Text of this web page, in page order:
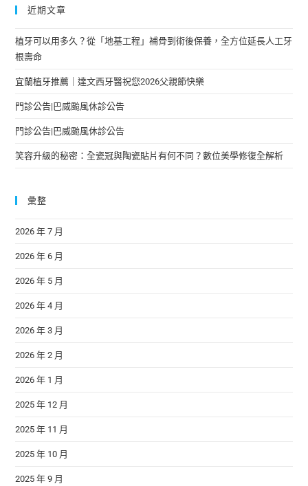
近期文章
植牙可以用多久？從「地基工程」補骨到術後保養，全方位延長人工牙
根壽命
宜蘭植牙推薦｜達文西牙醫祝您2026父親節快樂
門診公告|巴威颱風休診公告
門診公告|巴威颱風休診公告
笑容升級的秘密：全瓷冠與陶瓷貼片有何不同？數位美學修復全解析
彙整
2026 年 7 月
2026 年 6 月
2026 年 5 月
2026 年 4 月
2026 年 3 月
2026 年 2 月
2026 年 1 月
2025 年 12 月
2025 年 11 月
2025 年 10 月
2025 年 9 月